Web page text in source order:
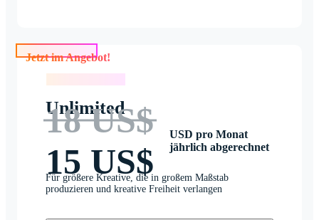
Jetzt im Angebot!
Unlimited
18 US$
15 US$
USD pro Monat
jährlich abgerechnet
Für größere Kreative, die in großem Maßstab
produzieren und kreative Freiheit verlangen